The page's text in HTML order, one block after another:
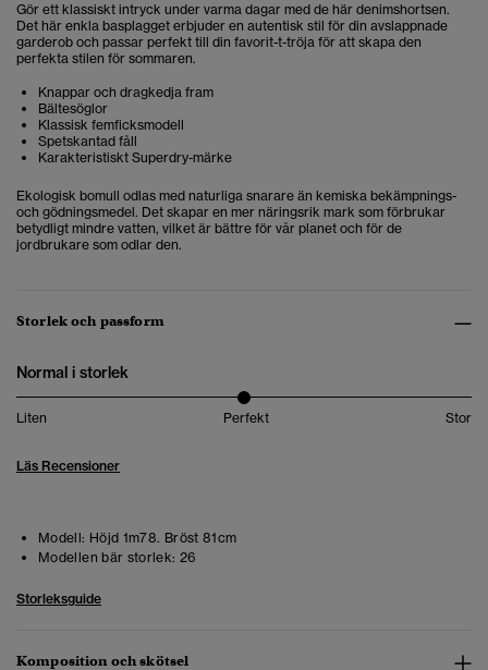
Gör ett klassiskt intryck under varma dagar med de här denimshortsen.
Det här enkla basplagget erbjuder en autentisk stil för din avslappnade
garderob och passar perfekt till din favorit-t-tröja för att skapa den
perfekta stilen för sommaren.
Knappar och dragkedja fram
Bältesöglor
Klassisk femficksmodell
Spetskantad fåll
Karakteristiskt Superdry-märke
Ekologisk bomull odlas med naturliga snarare än kemiska bekämpnings-
och gödningsmedel. Det skapar en mer näringsrik mark som förbrukar
betydligt mindre vatten, vilket är bättre för vår planet och för de
jordbrukare som odlar den.
Storlek och passform
Normal i storlek
Liten Perfekt Stor
Läs Recensioner
Modell: Höjd 1m78. Bröst 81cm
Modellen bär storlek: 26
Storleksguide
Komposition och skötsel